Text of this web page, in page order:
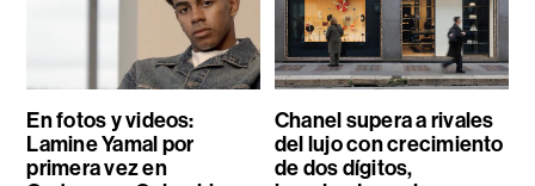
En fotos y videos:
Lamine Yamal por
primera vez en
Chanel supera a rivales
del lujo con crecimiento
de dos dígitos,